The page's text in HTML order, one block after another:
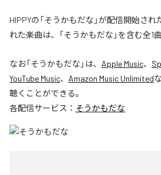
HIPPYの「そうかもだな」が配信開始さ
れた楽曲は、「そうかもだな」を含む全1
なお「そうかもだな 」は、 Apple Music、
YouTube Music、 Amazon Music Unlimited
聴くことができる。
各配信サービス： そうかもだな